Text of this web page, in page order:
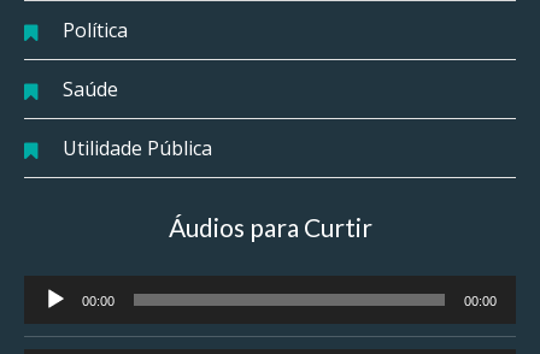
Política
Saúde
Utilidade Pública
Áudios para Curtir
Tocador
de
00:00 00:00